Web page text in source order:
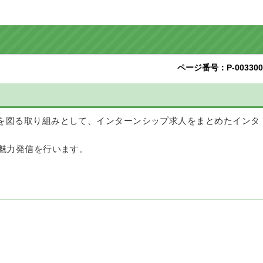
ページ番号：P-003300
る取り組みとして、インターンシップ求人をまとめたインタ
発信を行います。